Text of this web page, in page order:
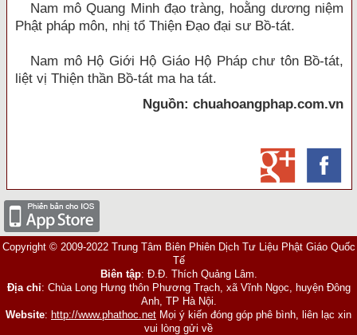
Nam mô Quang Minh đạo tràng, hoằng dương niệm
Phật pháp môn, nhị tổ Thiện Đạo đại sư Bồ-tát.
Nam mô Hộ Giới Hộ Giáo Hộ Pháp chư tôn Bồ-tát,
liệt vị Thiện thần Bồ-tát ma ha tát.
Nguồn: chuahoangphap.com.vn
Copyright © 2009-2022 Trung Tâm Biên Phiên Dịch Tư Liệu Phật Giáo Quốc
Tế
Biên tập: Đ.Đ. Thích Quảng Lâm.
Địa chỉ: Chùa Long Hưng thôn Phương Trạch, xã Vĩnh Ngọc, huyện Đông
Anh, TP Hà Nội.
Website: http://www.phathoc.net Mọi ý kiến đóng góp phê bình, liên lạc xin
vui lòng gửi về